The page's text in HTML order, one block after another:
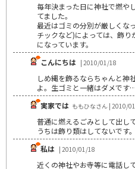
毎年決まった日に神社で燃や
てました。
最近はゴミの分別が厳しくな
チックなど)によっては、飾
になっています。
こんにちは | 2010/01/18
しめ縄を飾るならちゃんと神
よ。生ゴミと一緒はダメです…
実家では ももひなさん | 2010/
普通に燃えるごみとして出し
うちは飾り類はしてないです。
私は | 2010/01/18
近くの神社やお寺等に電話し